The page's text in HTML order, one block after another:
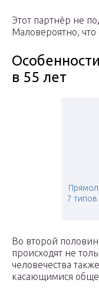
Этот партнёр не
Маловероятно,
в 55 лет
7
Во второй
происходят не
человечества
касающимися